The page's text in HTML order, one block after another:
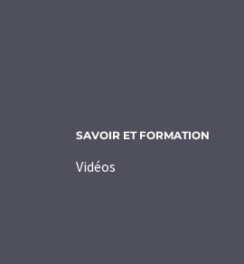
SAVOIR ET FORMATION
Vidéos